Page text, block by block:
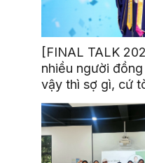
[FINAL TALK
nhiều người
vậy thì sợ gì, cứ
thế giới thôi”